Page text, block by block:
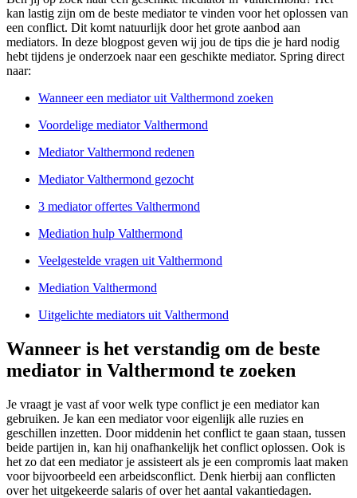
kan lastig zijn om de beste mediator te vinden voor het oplossen van
een conflict. Dit komt natuurlijk door het grote aanbod aan
mediators. In deze blogpost geven wij jou de tips die je hard nodig
hebt tijdens je onderzoek naar een geschikte mediator. Spring direct
naar:
Wanneer een mediator uit Valthermond zoeken
Voordelige mediator Valthermond
Mediator Valthermond redenen
Mediator Valthermond gezocht
3 mediator offertes Valthermond
Mediation hulp Valthermond
Veelgestelde vragen uit Valthermond
Mediation Valthermond
Uitgelichte mediators uit Valthermond
Wanneer is het verstandig om de beste
mediator in Valthermond te zoeken
Je vraagt je vast af voor welk type conflict je een mediator kan
gebruiken. Je kan een mediator voor eigenlijk alle ruzies en
geschillen inzetten. Door middenin het conflict te gaan staan, tussen
beide partijen in, kan hij onafhankelijk het conflict oplossen. Ook is
het zo dat een mediator je assisteert als je een compromis laat maken
voor bijvoorbeeld een arbeidsconflict. Denk hierbij aan conflicten
over het uitgekeerde salaris of over het aantal vakantiedagen.